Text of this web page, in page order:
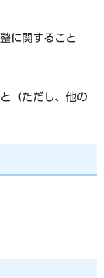
に関すること
（ただし、他の